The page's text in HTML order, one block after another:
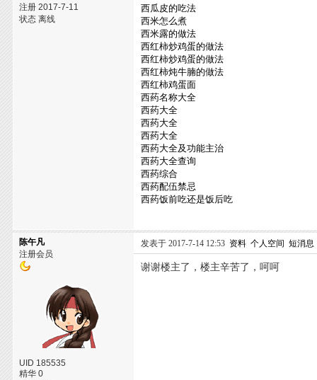
注册 2017-7-11
状态 离线
西瓜皮的吃法
西米怎么煮
西米露的做法
西红柿炒鸡蛋的做法
西红柿炒鸡蛋的做法
西红柿炖牛腩的做法
西红柿鸡蛋面
西药名称大全
西药大全
西药大全
西药大全
西药大全及功能主治
西药大全查询
西药综合
西药配伍禁忌
西药饭前吃还是饭后吃
陈午凡
注册会员
UID 185535
精华 0
发表于 2017-7-14 12:53 资料 个人空间 短消息
谢谢楼主了，楼主辛苦了，呵呵